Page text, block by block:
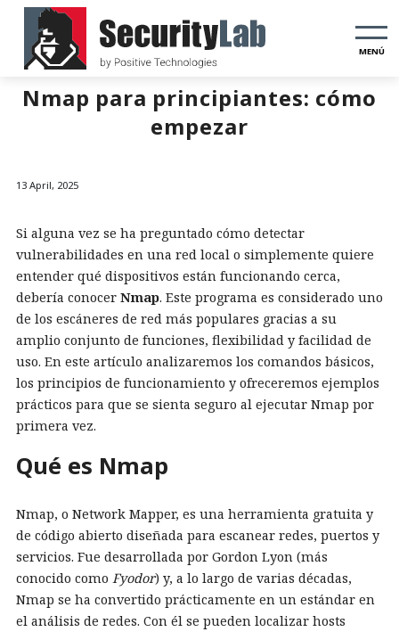
MENÚ
Nmap para principiantes: cómo
empezar
13 April, 2025
Si alguna vez se ha preguntado cómo detectar
vulnerabilidades en una red local o simplemente quiere
entender qué dispositivos están funcionando cerca,
debería conocer Nmap. Este programa es considerado uno
de los escáneres de red más populares gracias a su
amplio conjunto de funciones, flexibilidad y facilidad de
uso. En este artículo analizaremos los comandos básicos,
los principios de funcionamiento y ofreceremos ejemplos
prácticos para que se sienta seguro al ejecutar Nmap por
primera vez.
Qué es Nmap
Nmap, o Network Mapper, es una herramienta gratuita y
de código abierto diseñada para escanear redes, puertos y
servicios. Fue desarrollada por Gordon Lyon (más
conocido como Fyodor) y, a lo largo de varias décadas,
Nmap se ha convertido prácticamente en un estándar en
el análisis de redes. Con él se pueden localizar hosts